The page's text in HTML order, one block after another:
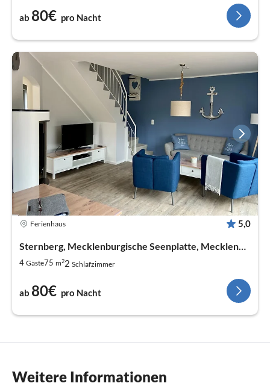
ab 80€ pro Nacht
Ferienhaus 5,0
4 Gäste75 m22 Schlafzimmer
ab 80€ pro Nacht
Weitere Informationen